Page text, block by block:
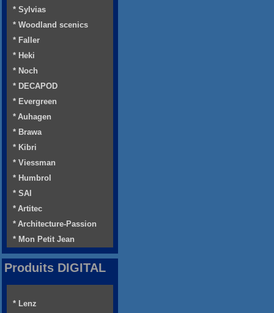
* Sylvias
* Woodland scenics
* Faller
* Heki
* Noch
* DECAPOD
* Evergreen
* Auhagen
* Brawa
* Kibri
* Viessman
* Humbrol
* SAI
* Artitec
* Architecture-Passion
* Mon Petit Jean
Produits DIGITAL
* Lenz